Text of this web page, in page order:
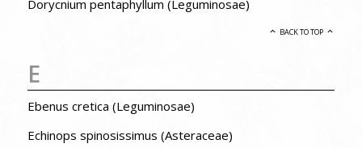
Dorycnium pentaphyllum (Leguminosae)
BACK TO TOP
E
Ebenus cretica (Leguminosae)
Echinops spinosissimus (Asteraceae)